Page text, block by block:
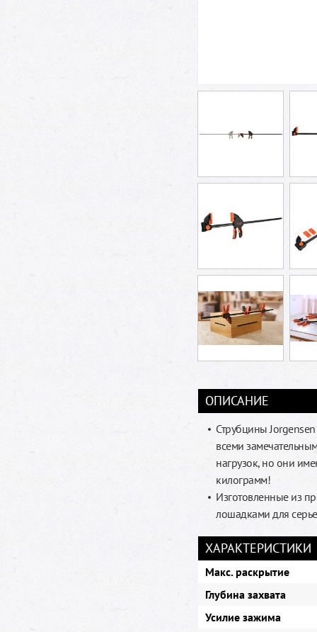
ОПИСАНИЕ
Струбцины
всеми
нагрузок, но они
килограмм!
Изготовленные из
лошадками для
ХАРАКТЕРИСТИКИ
Макс. раскрытие
Глубина захвата
Усилие зажима